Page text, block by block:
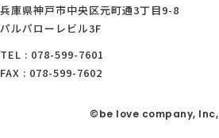
兵庫県神戸市中央区元町通3丁目9-8
パルパローレビル3F
TEL : 078-599-7601
FAX : 078-599-7602
©be love company, Inc,